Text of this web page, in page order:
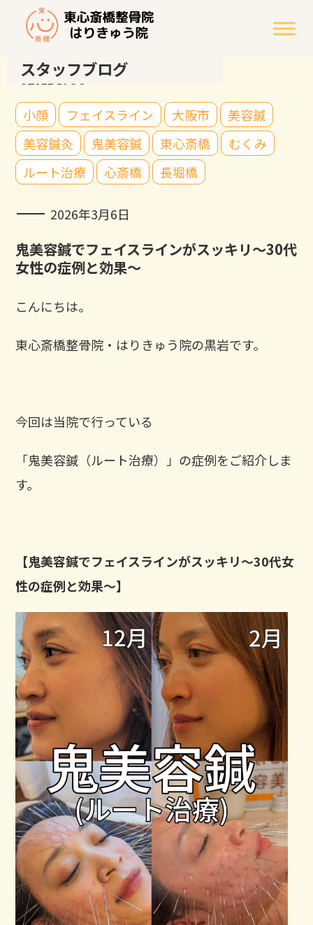
スタッフブログ
STAFF BLOG
小顔 フェイスライン 大阪市
美容鍼
美容鍼灸
鬼美容鍼 東心斎橋
むくみ
ルート治療
心斎橋 長堀橋
2026年3月6日
鬼美容鍼でフェイスラインがスッキリ～30代
女性の症例と効果～
こんにちは。
東心斎橋整骨院・はりきゅう院の黒岩です。
今回は当院で行っている
「鬼美容鍼（ルート治療）」の症例をご紹介しま
す。
【鬼美容鍼でフェイスラインがスッキリ～30代女
性の症例と効果～】